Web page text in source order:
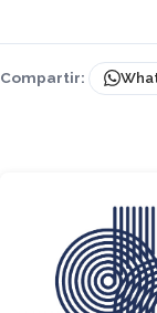
Compartir: